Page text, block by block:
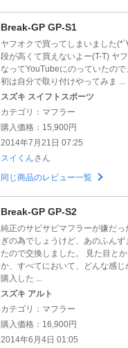
Break-GP GP-S1
ヤフオクで買ってしまいました
段が高くて買えないよー(T-T) ヤ
なってYouTubeにのっていたの
初は自分で取り付けやってみま ...
スズキ スイフトスポーツ
カテゴリ：マフラー
購入価格：15,900円
2014年7月21日 07:25
スイくんさん
同じ商品のレビュー一覧
Break-GP GP-S2
純正のサビサビマフラーが嫌だっ
ぎの為でしょうけど、あのふん
たので交換しました。 見た目と
か、すべてにおいて、どんな感じ
購入した ...
スズキ アルト
カテゴリ：マフラー
購入価格：16,900円
2014年6月4日 01:05